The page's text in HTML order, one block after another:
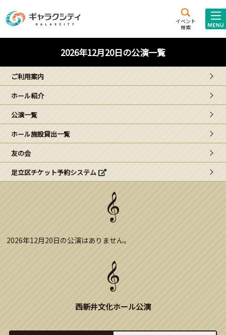
イベント
検索
施設案内
西新井
文化ホール
ギャラクシティとは
こどもみーてぃんぐ
Gがくえん
ブランドからのお知らせ
2026年12月20日の公演一覧
ご利用案内
ホール紹介
公演一覧
ホール施設貸出一覧
友の会
足立区チケット予約システム
2026年12月20日の公演はありません。
西新井文化ホール公演